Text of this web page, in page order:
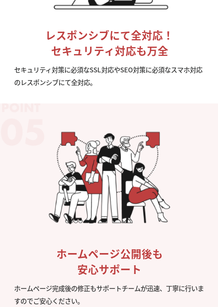
レスポンシブにて全対応！
セキュリティ対応も万全
セキュリティ対策に必須なSSL対応やSEO対策に必須なスマホ対応
のレスポンシブにて全対応。
ホームページ公開後も
安心サポート
ホームページ完成後の修正もサポートチームが迅速、丁寧に行いま
すのでご安心ください。